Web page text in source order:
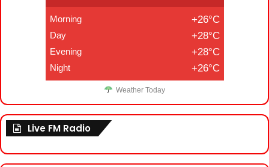
Morning +26°C
Day +28°C
Evening +28°C
Night +26°C
Weather Today
Live FM Radio